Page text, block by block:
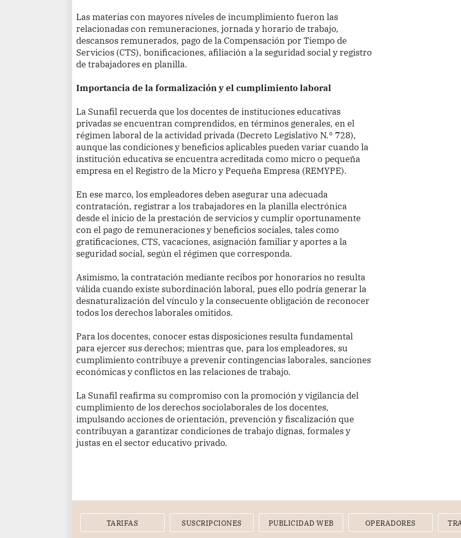
Las materias con mayores niveles de incumplimiento fueron las
relacionadas con remuneraciones, jornada y horario de trabajo,
descansos remunerados, pago de la Compensación por Tiempo de
Servicios (CTS), bonificaciones, afiliación a la seguridad social y registro
de trabajadores en planilla.
Importancia de la formalización y el cumplimiento laboral
La Sunafil recuerda que los docentes de instituciones educativas
privadas se encuentran comprendidos, en términos generales, en el
régimen laboral de la actividad privada (Decreto Legislativo N.° 728),
aunque las condiciones y beneficios aplicables pueden variar cuando la
institución educativa se encuentra acreditada como micro o pequeña
empresa en el Registro de la Micro y Pequeña Empresa (REMYPE).
En ese marco, los empleadores deben asegurar una adecuada
contratación, registrar a los trabajadores en la planilla electrónica
desde el inicio de la prestación de servicios y cumplir oportunamente
con el pago de remuneraciones y beneficios sociales, tales como
gratificaciones, CTS, vacaciones, asignación familiar y aportes a la
seguridad social, según el régimen que corresponda.
Asimismo, la contratación mediante recibos por honorarios no resulta
válida cuando existe subordinación laboral, pues ello podría generar la
desnaturalización del vínculo y la consecuente obligación de reconocer
todos los derechos laborales omitidos.
Para los docentes, conocer estas disposiciones resulta fundamental
para ejercer sus derechos; mientras que, para los empleadores, su
cumplimiento contribuye a prevenir contingencias laborales, sanciones
económicas y conflictos en las relaciones de trabajo.
La Sunafil reafirma su compromiso con la promoción y vigilancia del
cumplimiento de los derechos sociolaborales de los docentes,
impulsando acciones de orientación, prevención y fiscalización que
contribuyan a garantizar condiciones de trabajo dignas, formales y
justas en el sector educativo privado.
TARIFAS SUSCRIPCIONES PUBLICIDAD WEB OPERADORES